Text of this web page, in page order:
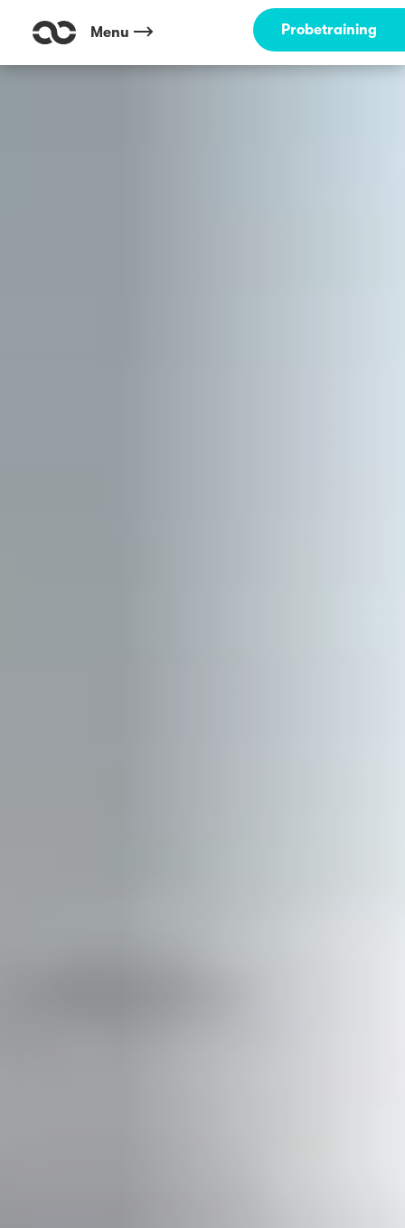
Menu Probetraining
Outdoor Fitness direkt um die Ecke: Marienburger Sportclub auf